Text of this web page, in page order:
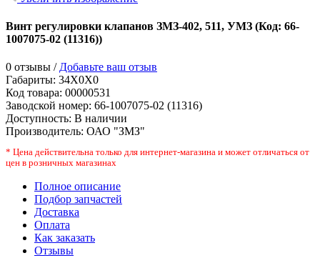
Винт регулировки клапанов ЗМЗ-402, 511, УМЗ (Код: 66-
1007075-02 (11316))
0 отзывы / Добавьте ваш отзыв
Габариты: 34X0X0
Код товара: 00000531
Заводской номер: 66-1007075-02 (11316)
Доступность: В наличии
Производитель: ОАО "ЗМЗ"
* Цена действительна только для интернет-магазина и может отличаться от
цен в розничных магазинах
Полное описание
Подбор запчастей
Доставка
Оплата
Как заказать
Отзывы